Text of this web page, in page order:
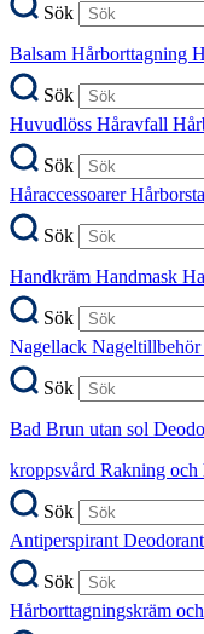
Sök
Balsam Hårborttagning
Sök
Huvudlöss Håravfall
Sök
Håraccessoarer
Sök
Handkräm Handmask
Sök
Nagellack Nageltillbehör
Sök
Bad Brun utan sol
kroppsvård Rakning och
Sök
Antiperspirant Deodorant
Sök
Hårborttagningskräm